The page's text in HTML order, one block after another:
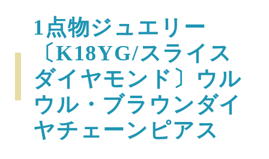
1点物ジュエリー
〔K18YG/スライス
ダイヤモンド〕ウル
ウル・ブラウンダイ
ヤチェーンピアス